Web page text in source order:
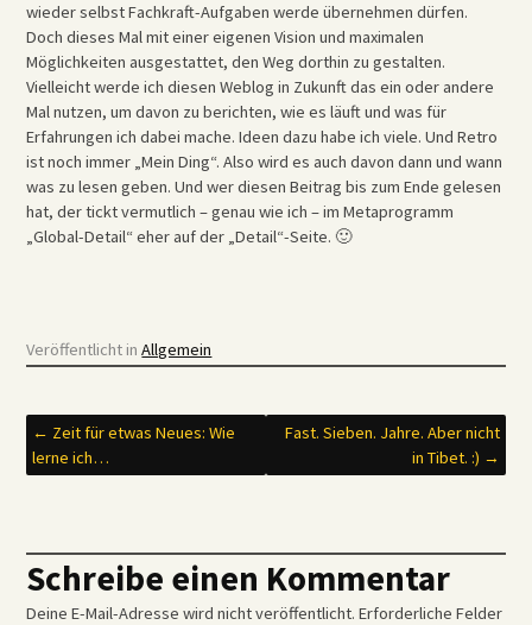
wieder selbst Fachkraft-Aufgaben werde übernehmen dürfen.
Doch dieses Mal mit einer eigenen Vision und maximalen
Möglichkeiten ausgestattet, den Weg dorthin zu gestalten.
Vielleicht werde ich diesen Weblog in Zukunft das ein oder andere
Mal nutzen, um davon zu berichten, wie es läuft und was für
Erfahrungen ich dabei mache. Ideen dazu habe ich viele. Und Retro
ist noch immer „Mein Ding“. Also wird es auch davon dann und wann
was zu lesen geben. Und wer diesen Beitrag bis zum Ende gelesen
hat, der tickt vermutlich – genau wie ich – im Metaprogramm
„Global-Detail“ eher auf der „Detail“-Seite. 🙂
Veröffentlicht inAllgemein
Beitrags-
← Zeit für etwas Neues: Wie
lerne ich…
Fast. Sieben. Jahre. Aber nicht
in Tibet. :) →
Schreibe einen Kommentar
Deine E-Mail-Adresse wird nicht veröffentlicht. Erforderliche Felder